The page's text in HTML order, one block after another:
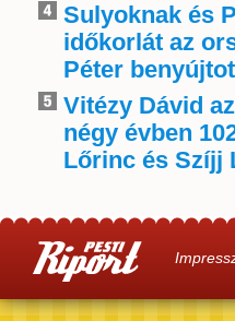
Sulyoknak és
időkorlát az
Péter
Vitézy Dávid
négy évben
Lőrinc és Szíjj